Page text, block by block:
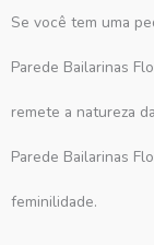
Se você tem uma
Parede Bailarinas
remete a natureza
Parede Bailarinas
feminilidade.